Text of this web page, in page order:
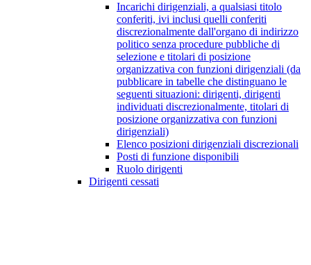
Incarichi dirigenziali, a qualsiasi titolo
conferiti, ivi inclusi quelli conferiti
discrezionalmente dall'organo di indirizzo
politico senza procedure pubbliche di
selezione e titolari di posizione
organizzativa con funzioni dirigenziali (da
pubblicare in tabelle che distinguano le
seguenti situazioni: dirigenti, dirigenti
individuati discrezionalmente, titolari di
posizione organizzativa con funzioni
dirigenziali)
Elenco posizioni dirigenziali discrezionali
Posti di funzione disponibili
Ruolo dirigenti
Dirigenti cessati